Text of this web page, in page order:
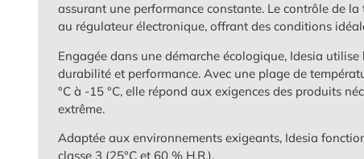
assurant une performance constante. Le contrôle de
au régulateur électronique, offrant des conditions
Engagée dans une démarche écologique, Idesia
durabilité et performance. Avec une plage de
°C à -15 °C, elle répond aux exigences des produits
extrême.
Adaptée aux environnements exigeants, Idesia
classe 3 (25°C et 60 % H.R.).